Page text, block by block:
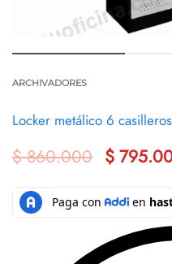
ARCHIVADORES
Locker metálico 6 casilleros
$860.000 $